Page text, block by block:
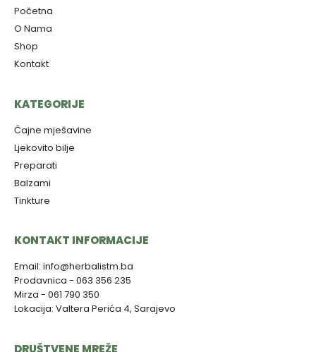
Početna
O Nama
Shop
Kontakt
KATEGORIJE
Čajne mješavine
Ljekovito bilje
Preparati
Balzami
Tinkture
KONTAKT INFORMACIJE
Email: info@herbalistm.ba
Prodavnica - 063 356 235
Mirza - 061 790 350
Lokacija: Valtera Perića 4, Sarajevo
DRUŠTVENE MREŽE